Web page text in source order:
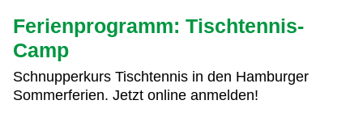
Ferienprogramm: Tischtennis-
Camp
Schnupperkurs Tischtennis in den Hamburger
Sommerferien. Jetzt online anmelden!